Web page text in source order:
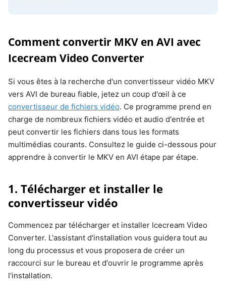
Comment convertir MKV en AVI avec
Icecream Video Converter
Si vous êtes à la recherche d'un convertisseur vidéo MKV
vers AVI de bureau fiable, jetez un coup d'œil à ce
convertisseur de fichiers vidéo. Ce programme prend en
charge de nombreux fichiers vidéo et audio d'entrée et
peut convertir les fichiers dans tous les formats
multimédias courants. Consultez le guide ci-dessous pour
apprendre à convertir le MKV en AVI étape par étape.
1. Télécharger et installer le
convertisseur vidéo
Commencez par télécharger et installer Icecream Video
Converter. L'assistant d'installation vous guidera tout au
long du processus et vous proposera de créer un
raccourci sur le bureau et d'ouvrir le programme après
l'installation.